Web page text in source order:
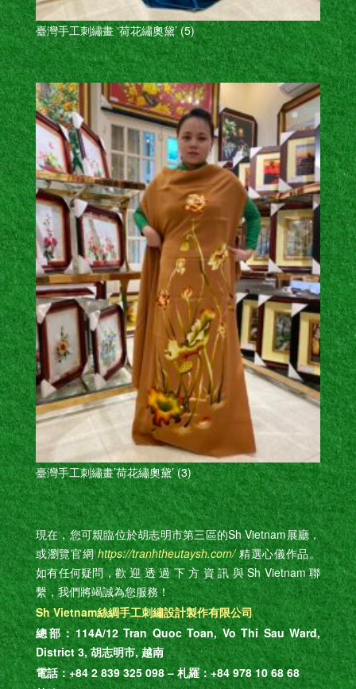
臺灣手工刺繡畫 ‘荷花繡奧黛’ (5)
臺灣手工刺繡畫’荷花繡奧黛’ (3)
現在，您可親臨位於胡志明市第三區的Sh Vietnam展廳，
或瀏覽官網https://tranhtheutaysh.com/精選心儀作品。
如有任何疑問，歡 迎 透 過 下 方 資 訊 與 Sh Vietnam 聯
繫，我們將竭誠為您服務！
Sh Vietnam絲綢手工刺繡設計製作有限公司
總部：114A/12 Tran Quoc Toan, Vo Thi Sau Ward,
District 3, 胡志明市, 越南
電話：+84 2 839 325 098 – 札羅：+84 978 10 68 68